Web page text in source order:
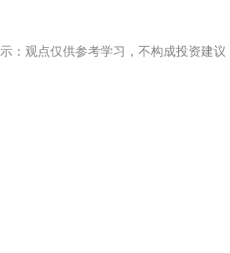
：观点仅供参考学习，不构成投资建议